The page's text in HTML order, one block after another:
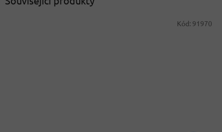
Kód: 91970